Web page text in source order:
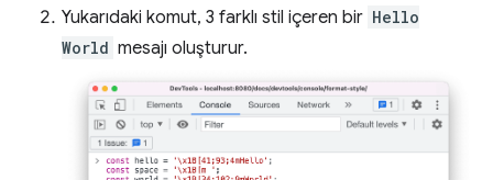
Yukarıdaki komut, 3 farklı stil içeren bir Hello
World mesajı oluşturur.